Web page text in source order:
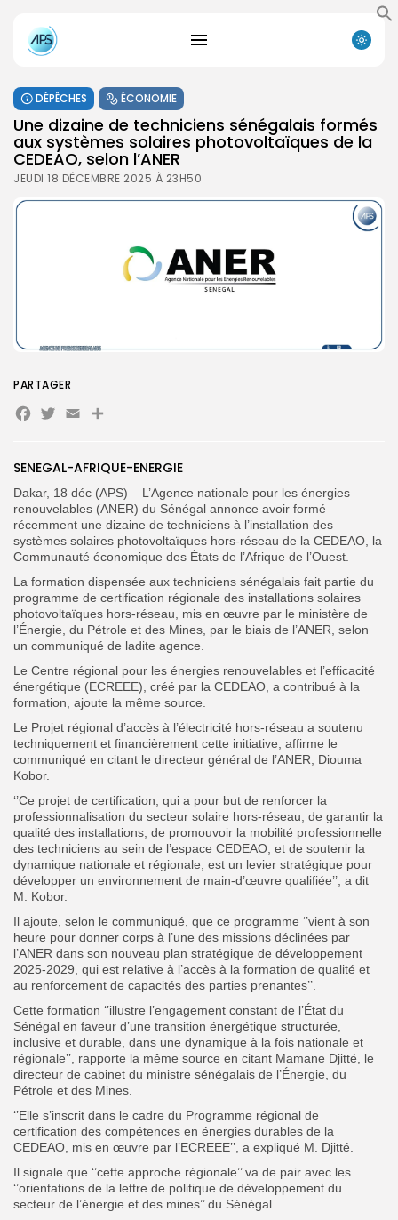
for:
FR
DÉPÊCHES ÉCONOMIE
Une dizaine de techniciens sénégalais formés
aux systèmes solaires photovoltaïques de la
CEDEAO, selon l’ANER
JEUDI 18 DÉCEMBRE 2025 À 23H50
SENEGAL-AFRIQUE-ENERGIE
Dakar, 18 déc (APS) – L’Agence nationale pour les énergies
renouvelables (ANER) du Sénégal annonce avoir formé
récemment une dizaine de techniciens à l’installation des
systèmes solaires photovoltaïques hors-réseau de la CEDEAO, la
Communauté économique des États de l’Afrique de l’Ouest.
La formation dispensée aux techniciens sénégalais fait partie du
programme de certification régionale des installations solaires
photovoltaïques hors-réseau, mis en œuvre par le ministère de
l’Énergie, du Pétrole et des Mines, par le biais de l’ANER, selon
un communiqué de ladite agence.
Le Centre régional pour les énergies renouvelables et l’efficacité
énergétique (ECREEE), créé par la CEDEAO, a contribué à la
formation, ajoute la même source.
Le Projet régional d’accès à l’électricité hors-réseau a soutenu
techniquement et financièrement cette initiative, affirme le
communiqué en citant le directeur général de l’ANER, Diouma
Kobor.
‘’Ce projet de certification, qui a pour but de renforcer la
professionnalisation du secteur solaire hors-réseau, de garantir la
qualité des installations, de promouvoir la mobilité professionnelle
des techniciens au sein de l’espace CEDEAO, et de soutenir la
dynamique nationale et régionale, est un levier stratégique pour
développer un environnement de main-d’œuvre qualifiée’’, a dit
M. Kobor.
Il ajoute, selon le communiqué, que ce programme ‘’vient à son
heure pour donner corps à l’une des missions déclinées par
l’ANER dans son nouveau plan stratégique de développement
2025-2029, qui est relative à l’accès à la formation de qualité et
au renforcement de capacités des parties prenantes’’.
Cette formation ‘’illustre l’engagement constant de l’État du
Sénégal en faveur d’une transition énergétique structurée,
inclusive et durable, dans une dynamique à la fois nationale et
régionale’’, rapporte la même source en citant Mamane Djitté, le
directeur de cabinet du ministre sénégalais de l’Énergie, du
Pétrole et des Mines.
‘’Elle s’inscrit dans le cadre du Programme régional de
certification des compétences en énergies durables de la
CEDEAO, mis en œuvre par l’ECREEE’’, a expliqué M. Djitté.
Il signale que ‘’cette approche régionale’’ va de pair avec les
‘’orientations de la lettre de politique de développement du
secteur de l’énergie et des mines’’ du Sénégal.
PARTAGER
Facebook
Twitter
EmailPartager